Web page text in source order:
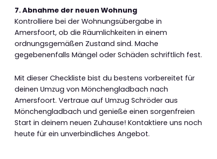
7. Abnahme der neuen Wohnung
Kontrolliere bei der Wohnungsübergabe in
Amersfoort, ob die Räumlichkeiten in einem
ordnungsgemäßen Zustand sind. Mache
gegebenenfalls Mängel oder Schäden schriftlich fest.
Mit dieser Checkliste bist du bestens vorbereitet für
deinen Umzug von Mönchengladbach nach
Amersfoort. Vertraue auf Umzug Schröder aus
Mönchengladbach und genieße einen sorgenfreien
Start in deinem neuen Zuhause! Kontaktiere uns noch
heute für ein unverbindliches Angebot.